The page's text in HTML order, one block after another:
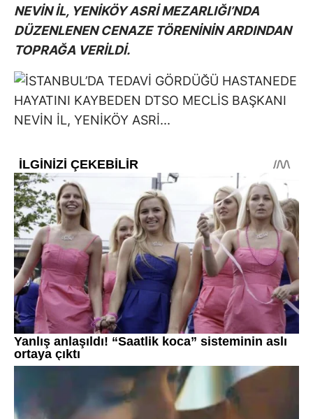
NEVİN İL, YENİKÖY ASRİ MEZARLIĞI’NDA
DÜZENLENEN CENAZE TÖRENİNİN ARDINDAN
TOPRAĞA VERİLDİ.